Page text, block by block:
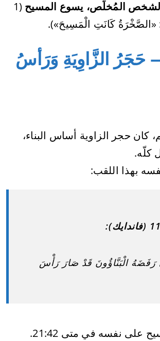
المُخلِّص، يسوع المسيح (1
حَجَرُ الزَّاوِيَةِ وَرَأسُ
كان حجر الزاوية أساس البناء،
كلّه.
بهذا اللقب:
رَفَضَهُ الْبَنَّاؤُونَ قَدْ صَارَ رَأْسَ
على نفسه في متى 21:42.